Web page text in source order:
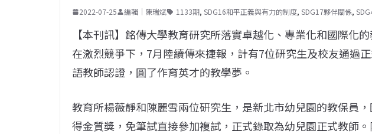
2022-07-25 編輯｜陳瑞斌 1133期, SDG16和平正義與有力的制度, SDG17夥伴關係,
【本刊訊】銘傳大學教育研究所落實卓越化、專業化和國際化
在激烈競爭下，7月陸續傳來捷報，計有7位研究生及校友通過
語教師認證，圓了作育英才的教學夢。
教育所楊薇靜和陳麗雪兩位研究生，是新北市幼兒園的教保員
得金質獎，免筆試直接參加複試，正式錄取為幼兒園正式教師